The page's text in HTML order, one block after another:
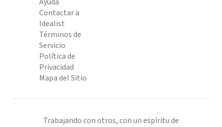
Contactar a
Idealist
Términos de
Servicio
Política de
Privacidad
Mapa del Sitio
Trabajando con otros, con un espíritu de